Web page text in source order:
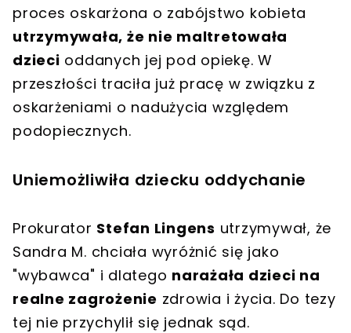
proces oskarżona o zabójstwo kobieta
utrzymywała, że nie maltretowała
dzieci oddanych jej pod opiekę. W
przeszłości traciła już pracę w związku z
oskarżeniami o nadużycia względem
podopiecznych.
Uniemożliwiła dziecku oddychanie
Prokurator Stefan Lingens utrzymywał, że
Sandra M. chciała wyróżnić się jako
"wybawca" i dlatego narażała dzieci na
realne zagrożenie zdrowia i życia. Do tezy
tej nie przychylił się jednak sąd.